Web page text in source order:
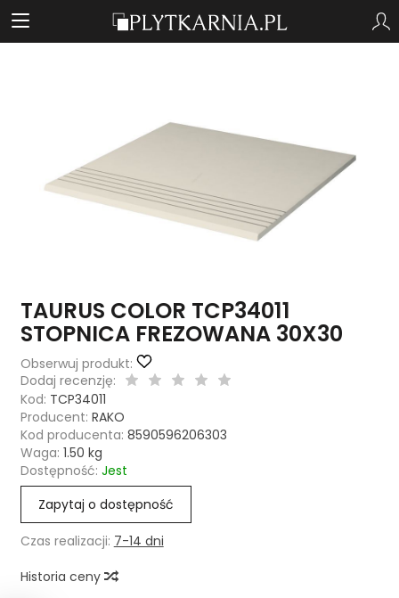
TAURUS COLOR TCP34011
STOPNICA FREZOWANA 30X30
Obserwuj produkt:
Dodaj recenzję:
Kod: TCP34011
Producent: RAKO
Kod producenta: 8590596206303
Waga: 1.50 kg
Dostępność: Jest
Zapytaj o dostępność
Czas realizacji: 7-14 dni
Historia ceny